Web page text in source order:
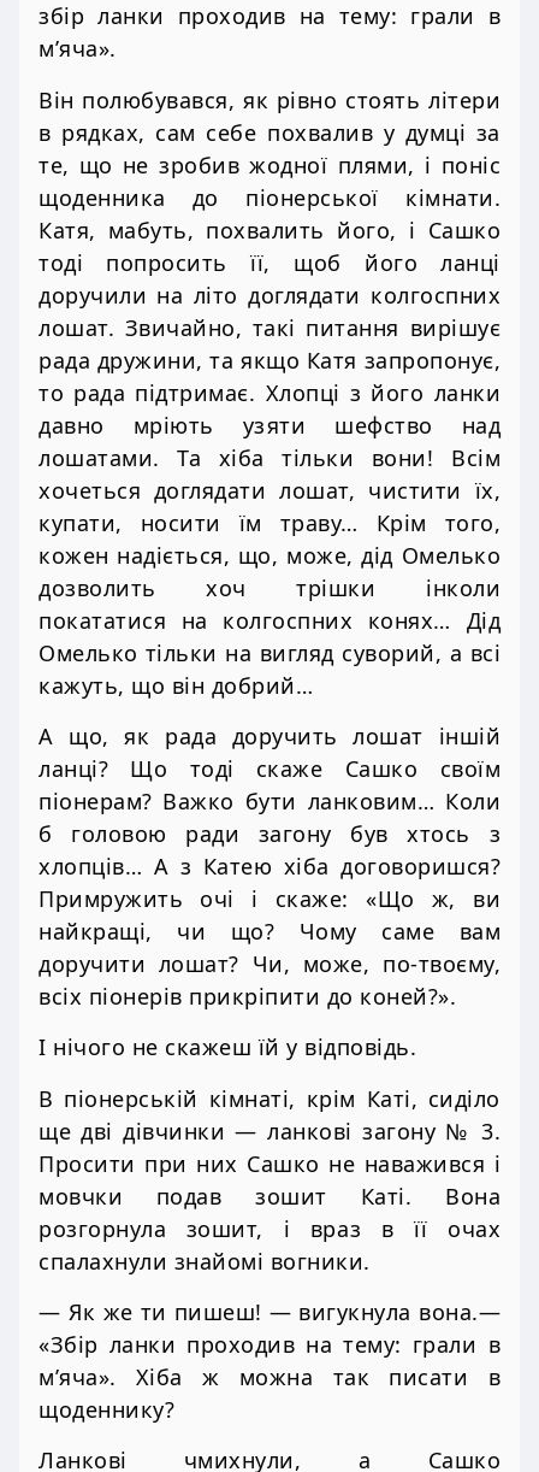
збір ланки проходив на тему: грали в
м’яча».
Він полюбувався, як рівно стоять літери
в рядках, сам себе похвалив у думці за
те, що не зробив жодної плями, і поніс
щоденника до піонерської кімнати.
Катя, мабуть, похвалить його, і Сашко
тоді попросить її, щоб його ланці
доручили на літо доглядати колгоспних
лошат. Звичайно, такі питання вирішує
рада дружини, та якщо Катя запропонує,
то рада підтримає. Хлопці з його ланки
давно мріють узяти шефство над
лошатами. Та хіба тільки вони! Всім
хочеться доглядати лошат, чистити їх,
купати, носити їм траву… Крім того,
кожен надіється, що, може, дід Омелько
дозволить хоч трішки інколи
покататися на колгоспних конях… Дід
Омелько тільки на вигляд суворий, а всі
кажуть, що він добрий…
А що, як рада доручить лошат іншій
ланці? Що тоді скаже Сашко своїм
піонерам? Важко бути ланковим… Коли
б головою ради загону був хтось з
хлопців… А з Катею хіба договоришся?
Примружить очі і скаже: «Що ж, ви
найкращі, чи що? Чому саме вам
доручити лошат? Чи, може, по-твоєму,
всіх піонерів прикріпити до коней?».
І нічого не скажеш їй у відповідь.
В піонерській кімнаті, крім Каті, сиділо
ще дві дівчинки — ланкові загону № 3.
Просити при них Сашко не наважився і
мовчки подав зошит Каті. Вона
розгорнула зошит, і враз в її очах
спалахнули знайомі вогники.
— Як же ти пишеш! — вигукнула вона.—
«Збір ланки проходив на тему: грали в
м’яча». Хіба ж можна так писати в
щоденнику?
Ланкові чмихнули, а Сашко